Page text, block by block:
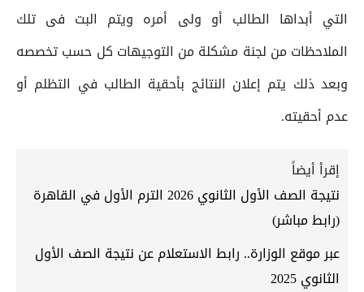
التي أبداها الطالب أو ولى أمره ويتم البت فى تلك
الملاحظات من لجنة مشكلة من التوجيهات كل حسب تخصصه
وبعد ذلك يتم إعلان النتائج بأحقية الطالب في التظلم أو
عدم أحقيته.
إقرأ أيضاً
نتيجة الصف الأول الثانوي 2026 الترم الأول في القاهرة
(رابط مباشر)
عبر موقع الوزارة.. رابط الاستعلام عن نتيجة الصف الأول
الثانوي 2025